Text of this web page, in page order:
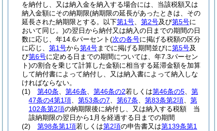
を納付し、又は納入金を納入する場合には、当該税額又は
納入金額にその納期限(納期限の延長があったときは、その
延長された納期限とする。以下第1号 第2号及び第5号に
おいて同じ。)の翌日から納付又は納入の日までの期間の日
数に応じ、年14.6パーセント(次の各号に掲げる税額の区分
に応じ、 第1号から第4号までに掲げる期間並びに第5号及
び第6号に定める日までの期間については、年7.3パーセン
ト)の割合を乗じて計算した金額に相当する延滞金額を加算
して納付書によって納付し、又は納入書によって納入しな
ければならない。
(1)
第40条 第46条 第46条の2若しくは第46条の5
第
47条の4第1項
第53条の7 第67条 第83条第2項
第
102条第2項の納期限後に納付し、又は納入する税額 当
該納期限の翌日から1月を経過する日までの期間
(2)
第98条第1項若しくは第2項の申告書又は第139条第1